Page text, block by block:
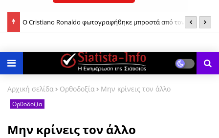
Ο Cristiano Ronaldo φωτογραφήθηκε μπροστά από τον στόλο
Αρχική σελίδα Ορθοδοξία Μην κρίνεις τον άλλο
Ορθοδοξία
Μην κρίνεις τον άλλο